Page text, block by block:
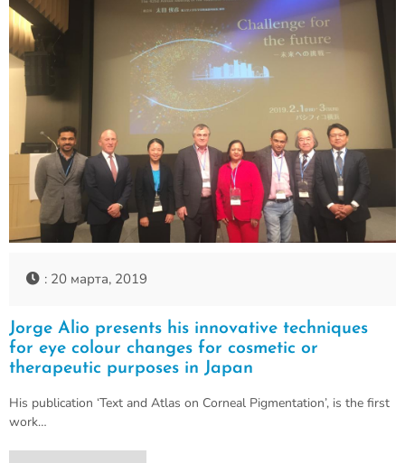
: 20 марта, 2019
Jorge Alio presents his innovative techniques
for eye colour changes for cosmetic or
therapeutic purposes in Japan
His publication ‘Text and Atlas on Corneal Pigmentation’, is the first
work…